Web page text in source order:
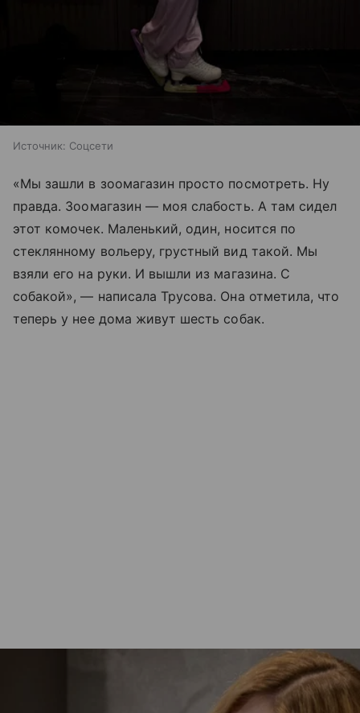
Источник: Соцсети
«Мы зашли в зоомагазин просто посмотреть. Ну
правда. Зоомагазин — моя слабость. А там сидел
этот комочек. Маленький, один, носится по
стеклянному вольеру, грустный вид такой. Мы
взяли его на руки. И вышли из магазина. С
собакой», — написала Трусова. Она отметила, что
теперь у нее дома живут шесть собак.